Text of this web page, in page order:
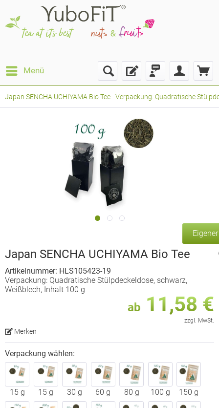
Menü
Japan SENCHA UCHIYAMA Bio Tee - Verpackung: Quadratische
Japan SENCHA UCHIYAMA Bio Tee
Artikelnummer: HLS105423-19
Verpackung: Quadratische Stülpdeckeldose, schwarz,
Weißblech, Inhalt 100 g
ab 11,58 €
zzgl. MwSt.
Merken
Verpackung wählen:
15 g 15 g 30 g 60 g 80 g 100 g 150 g